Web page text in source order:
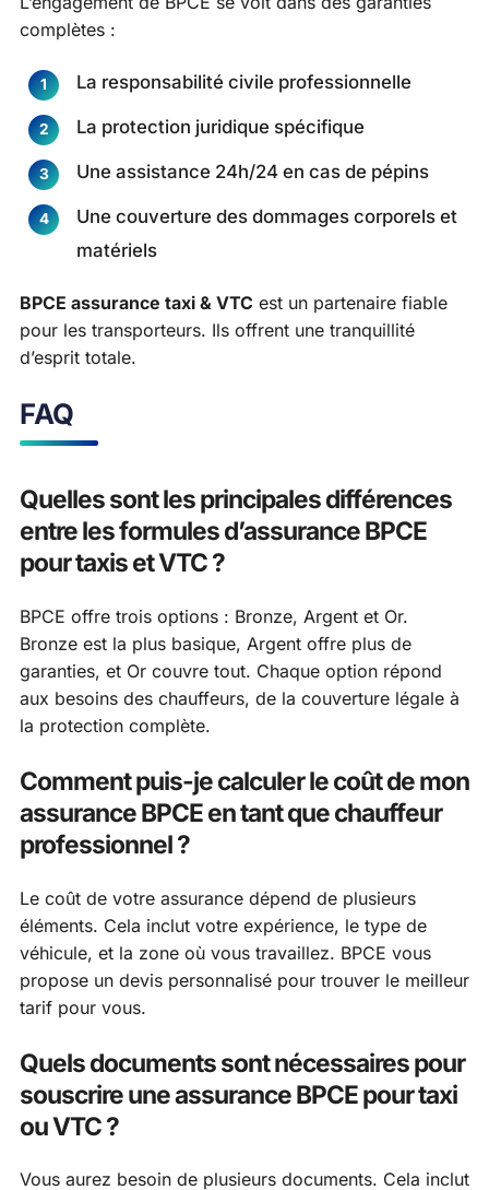
complètes :
La responsabilité civile professionnelle
La protection juridique spécifique
Une assistance 24h/24 en cas de pépins
Une couverture des dommages corporels et
matériels
BPCE assurance taxi & VTC est un partenaire fiable
pour les transporteurs. Ils offrent une tranquillité
d’esprit totale.
FAQ
Quelles sont les principales différences
entre les formules d’assurance BPCE
pour taxis et VTC ?
BPCE offre trois options : Bronze, Argent et Or.
Bronze est la plus basique, Argent offre plus de
garanties, et Or couvre tout. Chaque option répond
aux besoins des chauffeurs, de la couverture légale à
la protection complète.
Comment puis-je calculer le coût de mon
assurance BPCE en tant que chauffeur
professionnel ?
Le coût de votre assurance dépend de plusieurs
éléments. Cela inclut votre expérience, le type de
véhicule, et la zone où vous travaillez. BPCE vous
propose un devis personnalisé pour trouver le meilleur
tarif pour vous.
Quels documents sont nécessaires pour
souscrire une assurance BPCE pour taxi
ou VTC ?
Vous aurez besoin de plusieurs documents. Cela inclut